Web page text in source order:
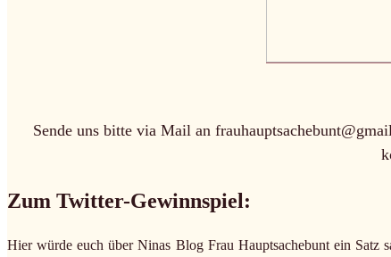
Sende uns bitte via Mail an
Zum Twitter-Gewinnspiel:
Hier würde euch über Ninas Blog Frau Hauptsachebunt ein Satz